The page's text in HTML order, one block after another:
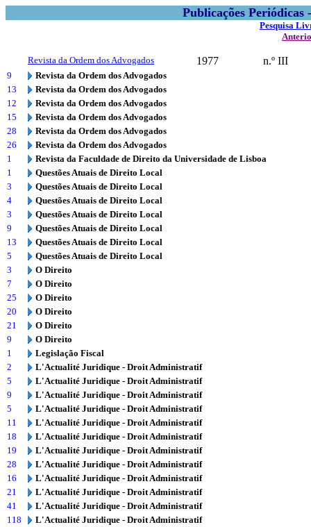
Publicações
Pesquisa
Revista da Ordem dos Advogados 1977 n.º III
9
Revista da Ordem dos Advogados
13
Revista da Ordem dos Advogados
12
Revista da Ordem dos Advogados
15
Revista da Ordem dos Advogados
28
Revista da Ordem dos Advogados
26
Revista da Ordem dos Advogados
1
Revista da Faculdade de Direito da Universidade de Lisboa
1
Questões Atuais de Direito Local
3
Questões Atuais de Direito Local
4
Questões Atuais de Direito Local
3
Questões Atuais de Direito Local
9
Questões Atuais de Direito Local
13
Questões Atuais de Direito Local
5
Questões Atuais de Direito Local
3
O Direito
7
O Direito
25
O Direito
20
O Direito
21
O Direito
9
O Direito
1
Legislação Fiscal
2
L'Actualité Juridique - Droit Administratif
5
L'Actualité Juridique - Droit Administratif
9
L'Actualité Juridique - Droit Administratif
5
L'Actualité Juridique - Droit Administratif
11
L'Actualité Juridique - Droit Administratif
18
L'Actualité Juridique - Droit Administratif
19
L'Actualité Juridique - Droit Administratif
28
L'Actualité Juridique - Droit Administratif
16
L'Actualité Juridique - Droit Administratif
21
L'Actualité Juridique - Droit Administratif
41
L'Actualité Juridique - Droit Administratif
118
L'Actualité Juridique - Droit Administratif